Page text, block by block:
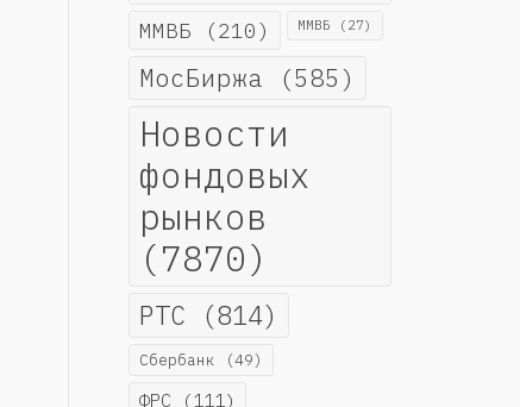
ММВБ (210) ММВБ (27)
МосБиржа (585)
Новости
фондовых
рынков
(7870)
РТС (814)
Сбербанк (49)
ФРС (111)